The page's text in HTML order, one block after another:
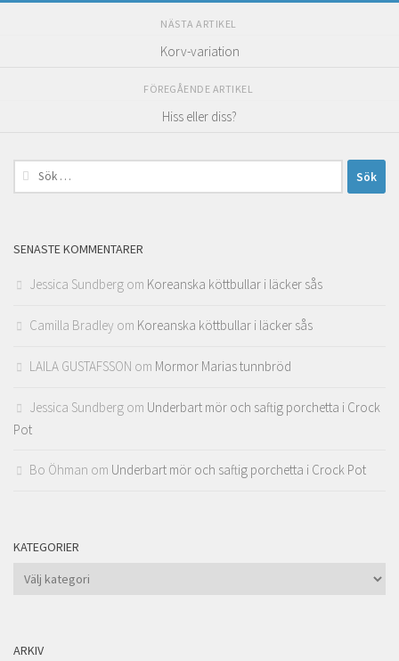
NÄSTA ARTIKEL
Korv-variation
FÖREGÅENDE ARTIKEL
Hiss eller diss?
Sök
efter:
SENASTE KOMMENTARER
Jessica Sundberg om Koreanska köttbullar i läcker sås
Camilla Bradley om Koreanska köttbullar i läcker sås
LAILA GUSTAFSSON om Mormor Marias tunnbröd
Jessica Sundberg om Underbart mör och saftig porchetta i Crock
Pot
Bo Öhman om Underbart mör och saftig porchetta i Crock Pot
KATEGORIER
Kategorier
ARKIV